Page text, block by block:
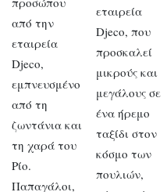
από την
εταιρεία
Djeco,
εμπνευσμένο
από τη
ζωντάνια και
τη χαρά του
Ρίο.
Παπαγάλοι,
εταιρεία
Djeco, που
προσκαλεί
μικρούς και
μεγάλους σε
ένα ήρεμο
ταξίδι στον
κόσμο των
πουλιών,